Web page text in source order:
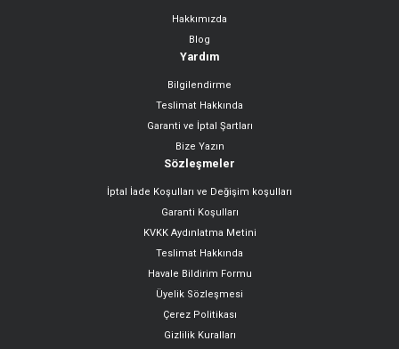
Gönder
Hakkımızda
Blog
Yardım
Bilgilendirme
Teslimat Hakkında
Garanti ve İptal Şartları
Bize Yazın
Sözleşmeler
İptal İade Koşulları ve Değişim koşulları
Garanti Koşulları
KVKK Aydınlatma Metini
Teslimat Hakkında
Havale Bildirim Formu
Üyelik Sözleşmesi
Çerez Politikası
Gizlilik Kuralları